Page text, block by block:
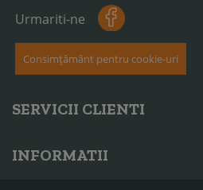
Urmariti-ne
Consimțământ pentru cookie-uri
SERVICII CLIENTI
INFORMATII